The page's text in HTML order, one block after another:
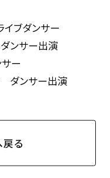
ブダンサー
ンサー出演
ー
ダンサー出演
る